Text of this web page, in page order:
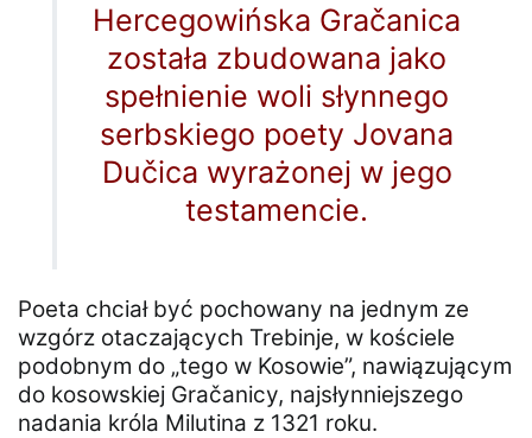
Hercegowińska Gračanica
została zbudowana jako
spełnienie woli słynnego
serbskiego poety Jovana
Dučica wyrażonej w jego
testamencie.
Poeta chciał być pochowany na jednym ze
wzgórz otaczających Trebinje, w kościele
podobnym do „tego w Kosowie”, nawiązującym
do kosowskiej Gračanicy, najsłynniejszego
nadania króla Milutina z 1321 roku.